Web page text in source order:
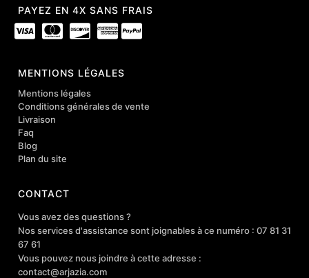
PAYEZ EN 4X SANS FRAIS
MENTIONS LÉGALES
Mentions légales
Conditions générales de vente
Livraison
Faq
Blog
Plan du site
CONTACT
Vous avez des questions ?
Nos services d'assistance sont joignables à ce numéro : 07 81 31
67 61
Vous pouvez nous joindre à cette adresse :
contact@arjazia.com